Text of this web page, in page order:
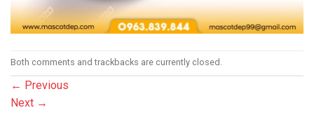
Both comments and trackbacks are currently closed.
← Previous
Next →